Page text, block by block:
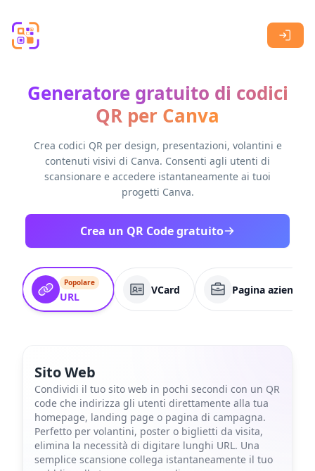
Generatore gratuito di codici
QR per Canva
Crea codici QR per design, presentazioni, volantini e
contenuti visivi di Canva. Consenti agli utenti di
scansionare e accedere istantaneamente ai tuoi
progetti Canva.
Crea un QR Code gratuito
Popolare
URL
VCard Pagina aziendale
Sito Web
Condividi il tuo sito web in pochi secondi con un QR
code che indirizza gli utenti direttamente alla tua
homepage, landing page o pagina di campagna.
Perfetto per volantini, poster o biglietti da visita,
elimina la necessità di digitare lunghi URL. Una
semplice scansione collega istantaneamente il tuo